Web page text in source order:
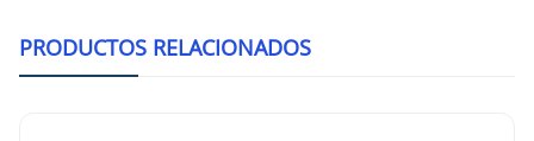
PRODUCTOS RELACIONADOS